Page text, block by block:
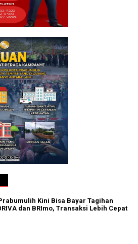
Kini Bisa Bayar Tagihan
dan BRImo, Transaksi Lebih Cepat